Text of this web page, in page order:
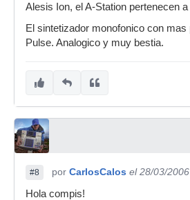
Alesis Ion, el A-Station pertenecen
El sintetizador monofonico con mas
Pulse. Analogico y muy bestia.
#8 por CarlosCalos el 28/03/2006
Hola compis!